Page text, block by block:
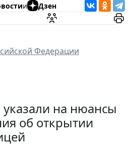
и Дзен
Федерации
на нюансы
об открытии